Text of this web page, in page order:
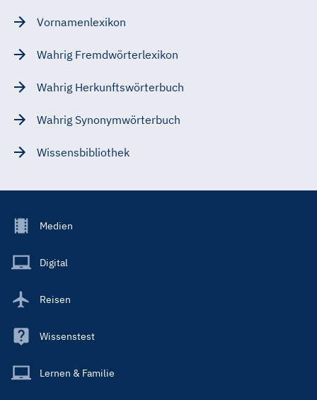
Vornamenlexikon
Wahrig Fremdwörterlexikon
Wahrig Herkunftswörterbuch
Wahrig Synonymwörterbuch
Wissensbibliothek
Footer
Main
Medien
Digital
Reisen
Wissenstest
Lernen & Familie